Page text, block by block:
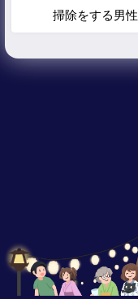
掃除をする男性